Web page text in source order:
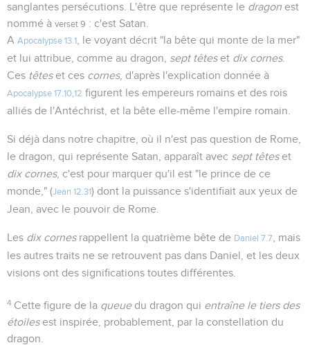
sanglantes persécutions. L'être que représente le dragon est
nommé à verset 9 : c'est Satan.
A Apocalypse 13.1
, le voyant décrit "la bête qui monte de la mer"
et lui attribue, comme au dragon, sept têteset dix cornes.
Ces têteset ces cornes, d'après l'explication donnée à
Apocalypse 17.10 12 figurent les empereurs romains et des rois
alliés de l'Antéchrist, et la bête elle-même l'empire romain.
Si déjà dans notre chapitre, où il n'est pas question de Rome,
le dragon, qui représente Satan, apparaît avec sept têteset
dix cornes, c'est pour marquer qu'il est "le prince de ce
monde," (Jean 12.31) dont la puissance s'identifiait aux yeux de
Jean, avec le pouvoir de Rome.
Les dix cornesrappellent la quatrième bête de Daniel 7.7
, mais
les autres traits ne se retrouvent pas dans Daniel, et les deux
visions ont des significations toutes différentes.
4 Cette figure de la queuedu dragon qui entraîne le tiers des
étoilesest inspirée, probablement, par la constellation du
dragon.